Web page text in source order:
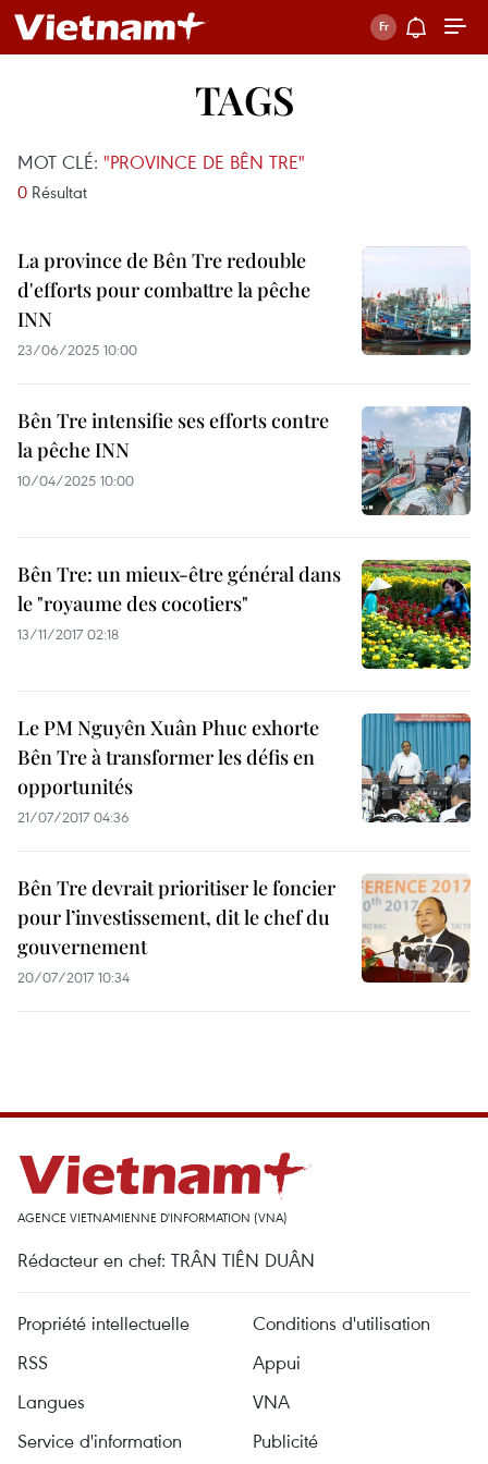
TAGS
MOT CLÉ: "PROVINCE DE BÊN TRE"
0 Résultat
La province de Bên Tre redouble
d'efforts pour combattre la pêche
INN
23/06/2025 10:00
Bên Tre intensifie ses efforts contre
la pêche INN
10/04/2025 10:00
Bên Tre: un mieux-être général dans
le "royaume des cocotiers"
13/11/2017 02:18
Le PM Nguyên Xuân Phuc exhorte
Bên Tre à transformer les défis en
opportunités
21/07/2017 04:36
Bên Tre devrait prioritiser le foncier
pour l’investissement, dit le chef du
gouvernement
20/07/2017 10:34
AGENCE VIETNAMIENNE D'INFORMATION (VNA)
Rédacteur en chef: TRÂN TIÊN DUÂN
Propriété intellectuelle
Conditions d'utilisation
RSS
Appui
Langues
VNA
Service d'information
Publicité